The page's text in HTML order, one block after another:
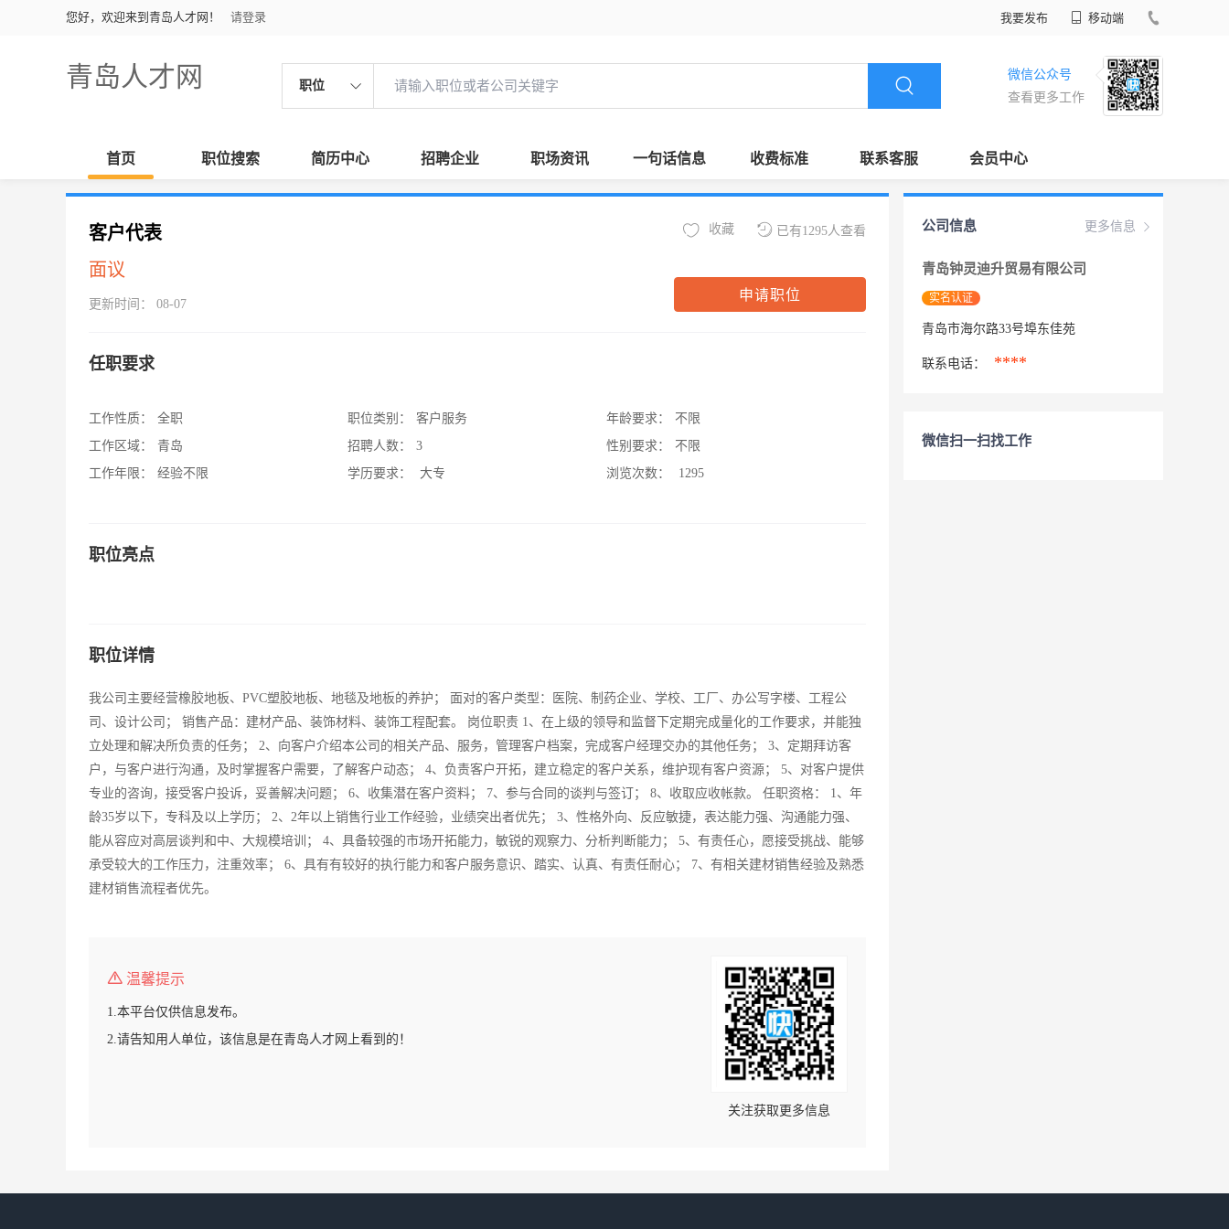
您好，欢迎来到青岛人才网！ 请登录 我要发布 移动端
青岛人才网 职位
微信公众号
查看更多工作
首页 职位搜索 简历中心 招聘企业 职场资讯 一句话信息 收费标准 联系客服 会员中心
客户代表
面议
更新时间： 08-07
已有1295人查看
收藏
申请职位
任职要求
工作性质：
全职
工作区域：
青岛
工作年限：
经验不限
职位类别：
客户服务
招聘人数：
3
学历要求：
大专
年龄要求：
不限
性别要求：
不限
浏览次数：
1295
职位亮点
职位详情
我公司主要经营橡胶地板、PVC塑胶地板、地毯及地板的养护； 面对的客户类型：医院、制药企业、学校、工厂、办公写字楼、工程公
司、设计公司； 销售产品：建材产品、装饰材料、装饰工程配套。 岗位职责 1、在上级的领导和监督下定期完成量化的工作要求，并能独
立处理和解决所负责的任务； 2、向客户介绍本公司的相关产品、服务，管理客户档案，完成客户经理交办的其他任务； 3、定期拜访客
户，与客户进行沟通，及时掌握客户需要，了解客户动态； 4、负责客户开拓，建立稳定的客户关系，维护现有客户资源； 5、对客户提供
专业的咨询，接受客户投诉，妥善解决问题； 6、收集潜在客户资料； 7、参与合同的谈判与签订； 8、收取应收帐款。 任职资格： 1、年
龄35岁以下，专科及以上学历； 2、2年以上销售行业工作经验，业绩突出者优先； 3、性格外向、反应敏捷，表达能力强、沟通能力强、
能从容应对高层谈判和中、大规模培训； 4、具备较强的市场开拓能力，敏锐的观察力、分析判断能力； 5、有责任心，愿接受挑战、能够
承受较大的工作压力，注重效率； 6、具有有较好的执行能力和客户服务意识、踏实、认真、有责任耐心； 7、有相关建材销售经验及熟悉
建材销售流程者优先。
温馨提示
1.本平台仅供信息发布。
2.请告知用人单位，该信息是在青岛人才网上看到的！
关注获取更多信息
更多信息
公司信息
青岛钟灵迪升贸易有限公司
实名认证
青岛市海尔路33号埠东佳苑
联系电话： ****
微信扫一扫找工作